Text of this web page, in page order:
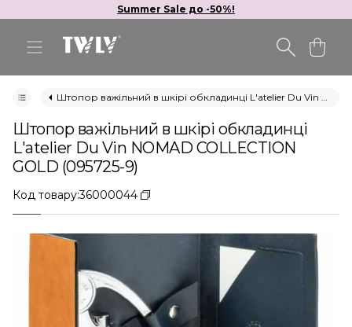
Summer Sale до -50%!
Штопор важільний в шкірі обкладинці L'atelier Du Vin NOMAD COLLECTION GOLD (095725-9)
Штопор важільний в шкірі обкладинці
L'atelier Du Vin NOMAD COLLECTION
GOLD (095725-9)
Код товару:36000044